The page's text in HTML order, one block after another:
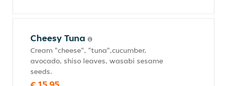
Cheesy Tuna
Cream "cheese", "tuna",cucumber,
avocado, shiso leaves, wasabi sesame
seeds.